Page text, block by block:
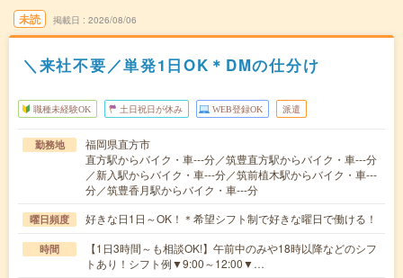
未読 掲載日 2026/08/06
＼来社不要／単発1日OK＊DMの仕分け
職種未経験OK 土日祝日が休み WEB登録OK 派遣
勤務地
福岡県直方市
直方駅からバイク・車---分／筑豊直方駅からバイク・車---分
／新入駅からバイク・車---分／筑前植木駅からバイク・車---
分／筑豊香月駅からバイク・車---分
曜日頻度 好きな日1日～OK！＊希望シフト制で好きな曜日で働ける！
時間
【1日3時間～も相談OK!】午前中のみや18時以降などのシフ
トあり！シフト例▼9:00～12:00▼…